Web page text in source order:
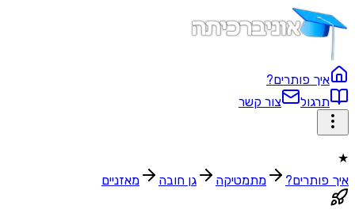
איך פותרים?
תרגול
צור קשר
★
איך פותרים?
מתמטיקה גן חובה מאזניים